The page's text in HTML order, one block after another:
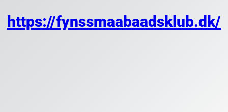
https://fynssmaabaadsklub.dk/